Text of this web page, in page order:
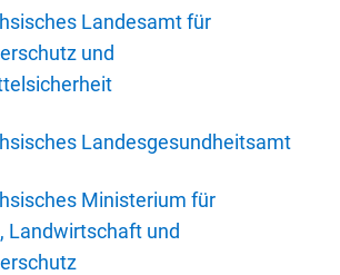
Landesamt für
und
Landesgesundheitsamt
Ministerium für
Landwirtschaft und